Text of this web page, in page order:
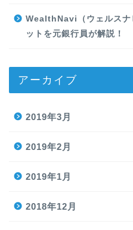
WealthNavi（ウェルスナ
ットを元銀行員が解説！
アーカイブ
2019年3月
2019年2月
2019年1月
2018年12月